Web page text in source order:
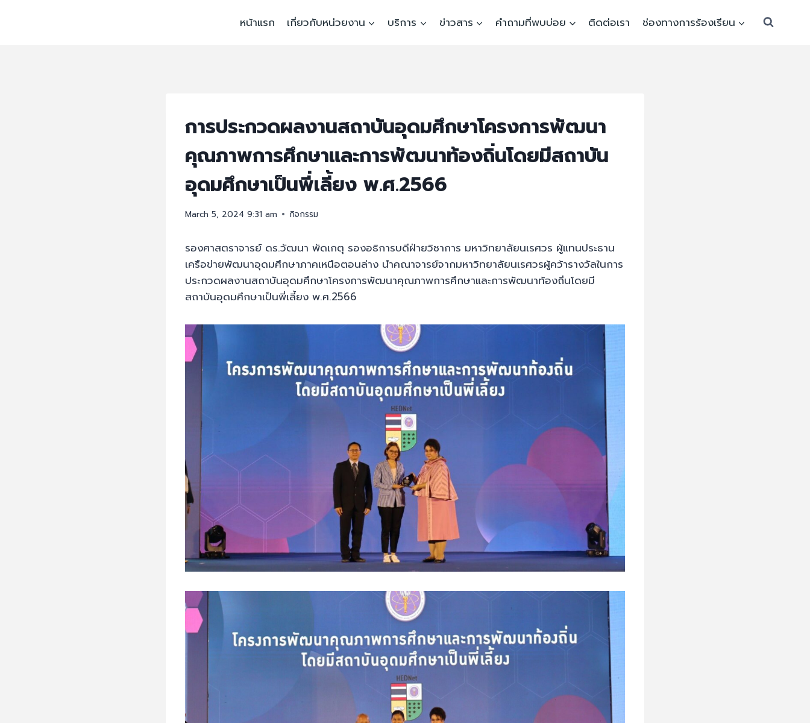
หน้าแรก เกี่ยวกับหน่วยงาน บริการ ข่าวสาร คำถามที่พบบ่อย ติดต่อเรา ช่องทางการร้องเรียน
การประกวดผลงานสถาบันอุดมศึกษาโครงการพัฒนา
คุณภาพการศึกษาและการพัฒนาท้องถิ่นโดยมีสถาบัน
อุดมศึกษาเป็นพี่เลี้ยง พ.ศ.2566
March 5, 2024 9:31 am กิจกรรม
รองศาสตราจารย์ ดร.วัฒนา พัดเกตุ รองอธิการบดีฝ่ายวิชาการ มหาวิทยาลัยนเรศวร ผู้แทนประธาน
เครือข่ายพัฒนาอุดมศึกษาภาคเหนือตอนล่าง นำคณาจารย์จากมหาวิทยาลัยนเรศวรผู้คว้ารางวัลในการ
ประกวดผลงานสถาบันอุดมศึกษาโครงการพัฒนาคุณภาพการศึกษาและการพัฒนาท้องถิ่นโดยมี
สถาบันอุดมศึกษาเป็นพี่เลี้ยง พ.ศ.2566